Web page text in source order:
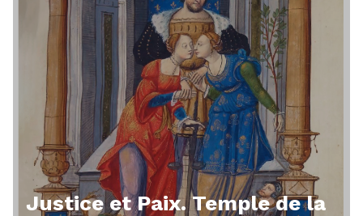
Justice et Paix. Temple de la